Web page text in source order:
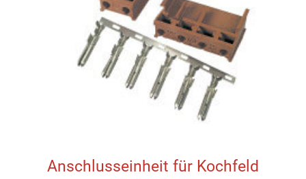
Anschlusseinheit für Kochfeld